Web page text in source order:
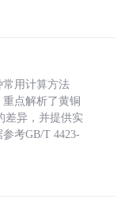
用计算方法
重点解析了黄铜
差异，并提供实
考GB/T 4423-